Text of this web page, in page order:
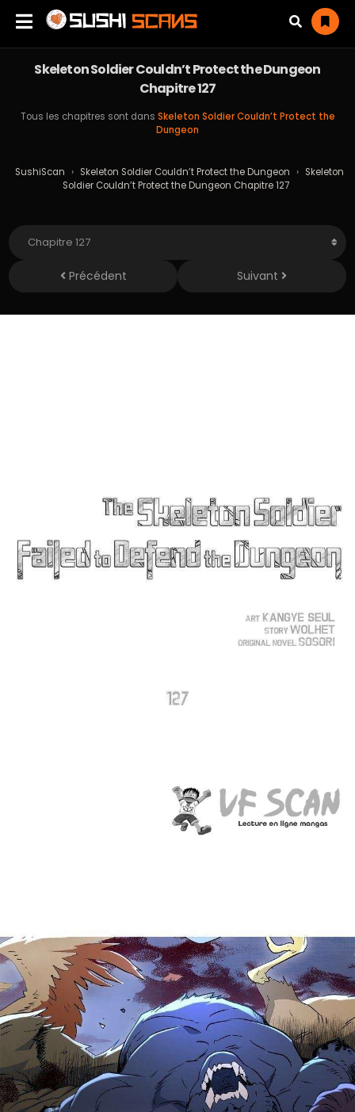
Skeleton Soldier Couldn’t Protect the Dungeon
Chapitre 127
Tous les chapitres sont dans Skeleton Soldier Couldn’t Protect the
Dungeon
SushiScan › Skeleton Soldier Couldn’t Protect the Dungeon › Skeleton
Soldier Couldn’t Protect the Dungeon Chapitre 127
Précédent Suivant